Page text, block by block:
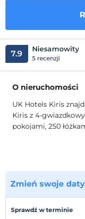
7.9 Niesamowity
5 recenzji
O nieruchomości
UK Hotels Kiris
Kiris z 4-
pokojami, 250
powierzchni. W
Kemer i Kiriş to
imponującą
plażami, zabawnymi
W naszych
Zmień swoje daty
Sprawdź w terminie